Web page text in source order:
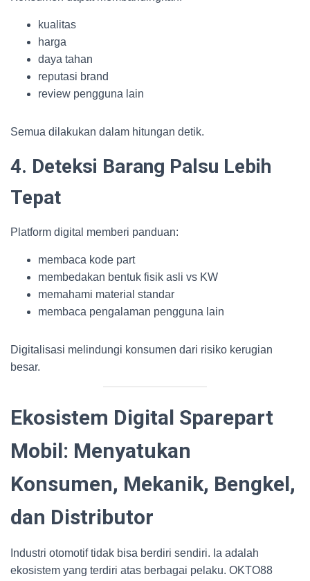
kualitas
harga
daya tahan
reputasi brand
review pengguna lain
Semua dilakukan dalam hitungan detik.
4. Deteksi Barang Palsu Lebih
Tepat
Platform digital memberi panduan:
membaca kode part
membedakan bentuk fisik asli vs KW
memahami material standar
membaca pengalaman pengguna lain
Digitalisasi melindungi konsumen dari risiko kerugian
besar.
Ekosistem Digital Sparepart
Mobil: Menyatukan
Konsumen, Mekanik, Bengkel,
dan Distributor
Industri otomotif tidak bisa berdiri sendiri. Ia adalah
ekosistem yang terdiri atas berbagai pelaku. OKTO88